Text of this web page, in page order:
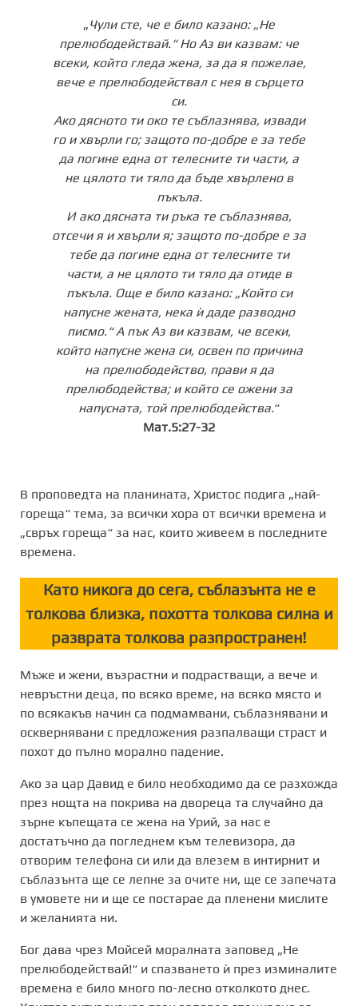
„Чули сте, че е било казано: „Не
прелюбодействай.“ Но Аз ви казвам: че
всеки, който гледа жена, за да я пожелае,
вече е прелюбодействал с нея в сърцето
си.
Ако дясното ти око те съблазнява, извади
го и хвърли го; защото по-добре е за тебе
да погине една от телесните ти части, а
не цялото ти тяло да бъде хвърлено в
пъкъла.
И ако дясната ти ръка те съблазнява,
отсечи я и хвърли я; защото по-добре е за
тебе да погине една от телесните ти
части, а не цялото ти тяло да отиде в
пъкъла.Още е било казано: „Който си
напусне жената, нека ѝ даде разводно
писмо.“ А пък Аз ви казвам, че всеки,
който напусне жена си, освен по причина
на прелюбодейство, прави я да
прелюбодейства; и който се ожени за
напусната, той прелюбодейства.“
Мат.5:27-32
В проповедта на планината, Христос подига „най-
гореща“ тема, за всички хора от всички времена и
„свръх гореща“ за нас, които живеем в последните
времена.
Като никога до сега, съблазънта не е
толкова близка, похотта толкова силна и
разврата толкова разпространен!
Мъже и жени, възрастни и подрастващи, а вече и
невръстни деца, по всяко време, на всяко място и
по всякакъв начин са подмамвани, съблазнявани и
осквернявани с предложения разпалващи страст и
похот до пълно морално падение.
Ако за цар Давид е било необходимо да се разхожда
през нощта на покрива на двореца та случайно да
зърне къпещата се жена на Урий, за нас е
достатъчно да погледнем към телевизора, да
отворим телефона си или да влезем в интирнит и
съблазънта ще се лепне за очите ни, ще се запечата
в умовете ни и ще се постарае да пленени мислите
и желанията ни.
Бог дава чрез Мойсей моралната заповед „Не
прелюбодействай!“ и спазването ѝ през изминалите
времена е било много по-лесно отколкото днес.